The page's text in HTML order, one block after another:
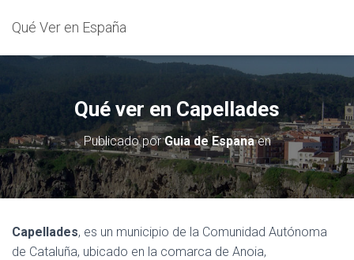
Qué Ver en España
Qué ver en Capellades
Publicado porGuia de Espanaen
Capellades, es un municipio de la Comunidad Autónoma
de Cataluña, ubicado en la comarca de Anoia,